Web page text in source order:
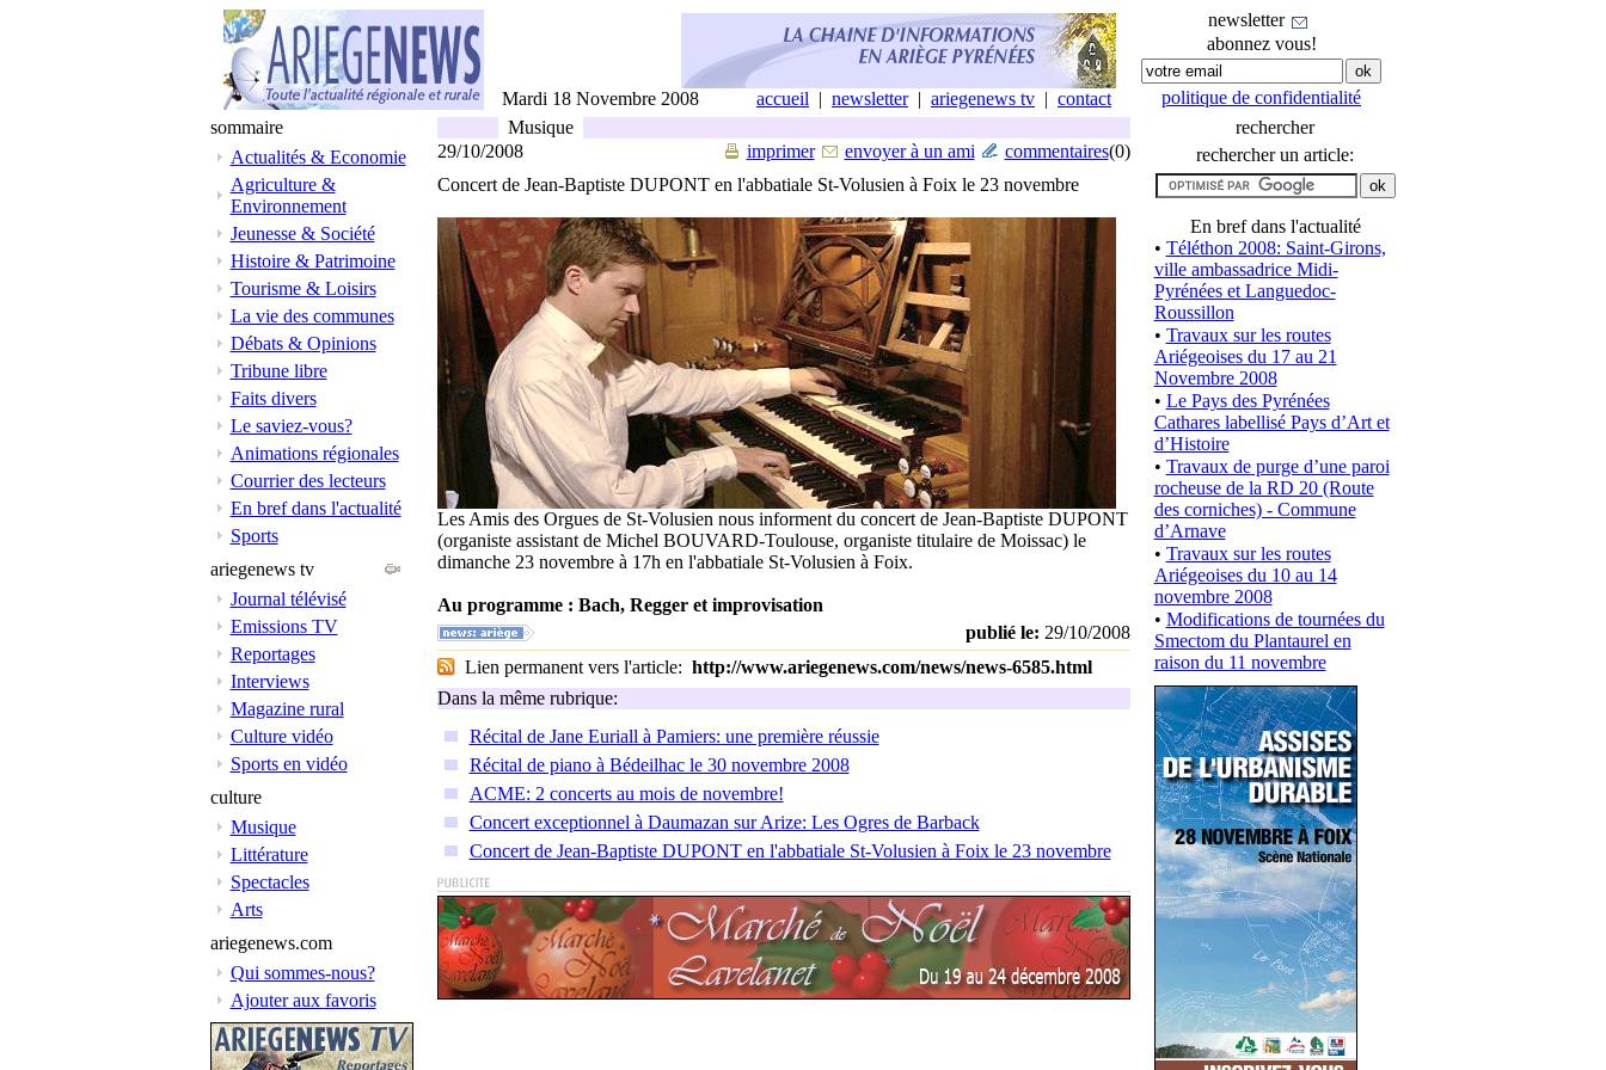
Mardi 18 Novembre 2008 accueil | newsletter| ariegenews tv | contact
newsletter
abonnez vous!
politique de confidentialité
sommaire
Actualités & Economie
Agriculture &
Environnement
Jeunesse & Société
Histoire & Patrimoine
Tourisme & Loisirs
La vie des communes
Débats & Opinions
Tribune libre
Faits divers
Le saviez-vous?
Animations régionales
Courrier des lecteurs
En bref dans l'actualité
Sports
ariegenews tv
Journal télévisé
Emissions TV
Reportages
Interviews
Magazine rural
Culture vidéo
Sports en vidéo
culture
Musique
Littérature
Spectacles
Arts
ariegenews.com
Qui sommes-nous?
Ajouter aux favoris
Musique
29/10/2008
imprimer envoyer à un ami commentaires(0)
Concert de Jean-Baptiste DUPONT en l'abbatiale St-Volusien à Foix le 23 novembre
Les Amis des Orgues de St-Volusien nous informent du concert de Jean-Baptiste DUPONT
(organiste assistant de Michel BOUVARD-Toulouse, organiste titulaire de Moissac) le
dimanche 23 novembre à 17h en l'abbatiale St-Volusien à Foix.
Au programme : Bach, Regger et improvisation
publié le: 29/10/2008
Lien permanent vers l'article: http://www.ariegenews.com/news/news-6585.html
Dans la même rubrique:
Récital de Jane Euriall à Pamiers: une première réussie
Récital de piano à Bédeilhac le 30 novembre 2008
ACME: 2 concerts au mois de novembre!
Concert exceptionnel à Daumazan sur Arize: Les Ogres de Barback
Concert de Jean-Baptiste DUPONT en l'abbatiale St-Volusien à Foix le 23 novembre
rechercher
rechercher un article:
En bref dans l'actualité
• Téléthon 2008: Saint-Girons,
ville ambassadrice Midi-
Pyrénées et Languedoc-
Roussillon
• Travaux sur les routes
Ariégeoises du 17 au 21
Novembre 2008
• Le Pays des Pyrénées
Cathares labellisé Pays d’Art et
d’Histoire
• Travaux de purge d’une paroi
rocheuse de la RD 20 (Route
des corniches) - Commune
d’Arnave
• Travaux sur les routes
Ariégeoises du 10 au 14
novembre 2008
• Modifications de tournées du
Smectom du Plantaurel en
raison du 11 novembre